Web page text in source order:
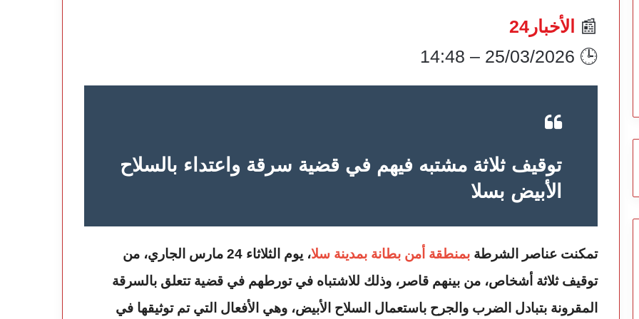
📰
الأخبار24
🕒 25/03/2026 – 14:48
توقيف ثلاثة مشتبه فيهم في قضية سرقة واعتداء بالسلاح
الأبيض بسلا
تمكنت عناصر الشرطة بمنطقة أمن بطانة بمدينة سلا
، يوم الثلاثاء 24 مارس الجاري، من
توقيف ثلاثة أشخاص، من بينهم قاصر، وذلك للاشتباه في تورطهم في قضية تتعلق بالسرقة
المقرونة بتبادل الضرب والجرح باستعمال السلاح الأبيض، وهي الأفعال التي تم توثيقها في